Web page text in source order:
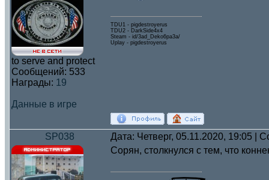
to serve and protect
Сообщений: 533
Награды: 19
Данные в игре
TDU1 - pigdestroyerus
TDU2 - DarkSide4x4
Steam - id/3ad_Deko6pa3a/
Uplay - pigdestroyerus
SP038 Дата: Четверг, 05.11.2020, 19:05 |
Сорян, столкнулся с тем, что